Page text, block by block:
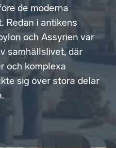
de moderna
Redan i antikens
och Assyrien var
samhällslivet, där
och komplexa
sig över stora delar